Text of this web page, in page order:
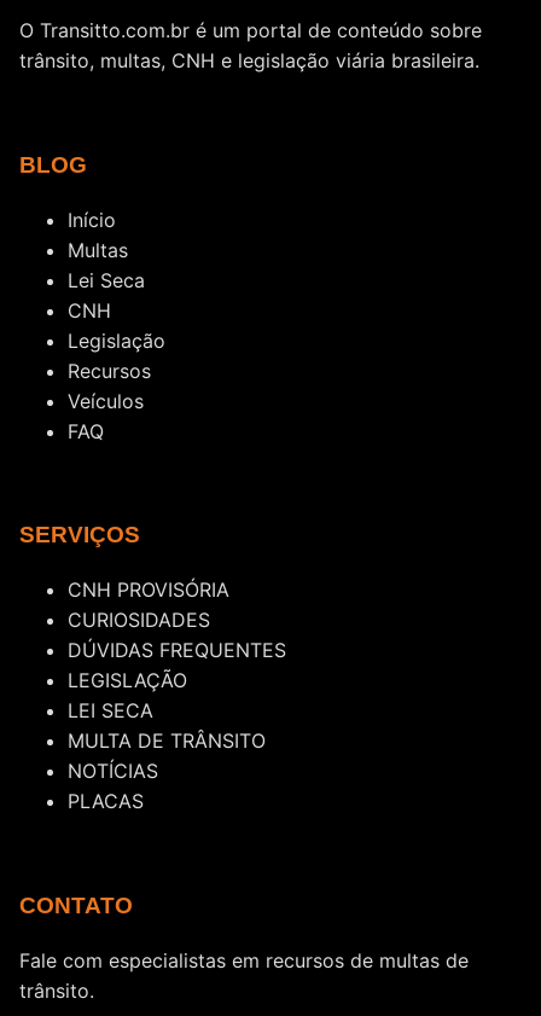
O Transitto.com.br é um portal de conteúdo sobre
trânsito, multas, CNH e legislação viária brasileira.
BLOG
Início
Multas
Lei Seca
CNH
Legislação
Recursos
Veículos
FAQ
SERVIÇOS
CNH PROVISÓRIA
CURIOSIDADES
DÚVIDAS FREQUENTES
LEGISLAÇÃO
LEI SECA
MULTA DE TRÂNSITO
NOTÍCIAS
PLACAS
CONTATO
Fale com especialistas em recursos de multas de
trânsito.